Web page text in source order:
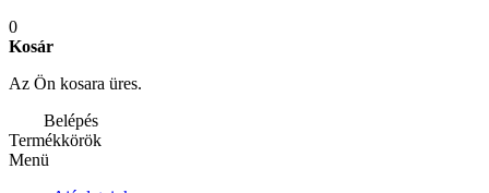
0
Kosár
Az Ön kosara üres.
Belépés
Termékkörök
Menü